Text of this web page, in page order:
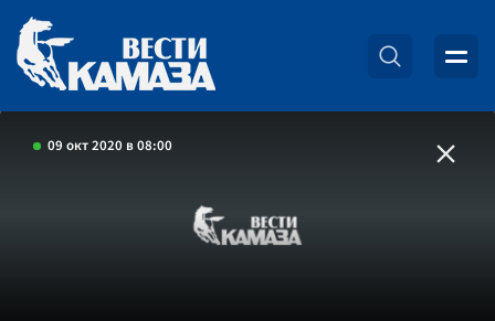
09 окт 2020 в 08:00